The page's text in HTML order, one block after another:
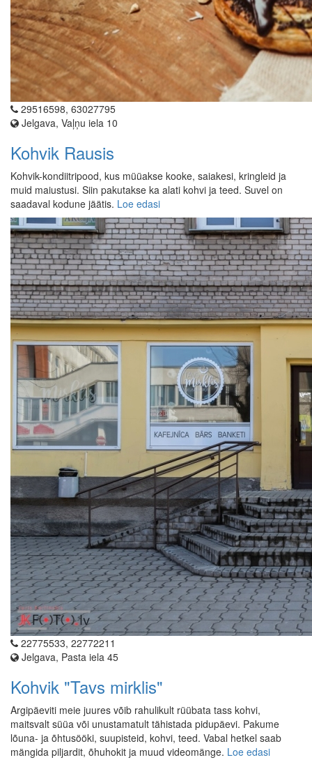
29516598, 63027795
Jelgava, Vaļņu iela 10
Kohvik Rausis
Kohvik-kondiitripood, kus müüakse kooke, saiakesi, kringleid ja
muid maiustusi. Siin pakutakse ka alati kohvi ja teed. Suvel on
saadaval kodune jäätis. Loe edasi
22775533, 22772211
Jelgava, Pasta iela 45
Kohvik "Tavs mirklis"
Argipäeviti meie juures võib rahulikult rüübata tass kohvi,
maitsvalt süüa või unustamatult tähistada pidupäevi. Pakume
lõuna- ja õhtusööki, suupisteid, kohvi, teed. Vabal hetkel saab
mängida piljardit, õhuhokit ja muud videomänge. Loe edasi